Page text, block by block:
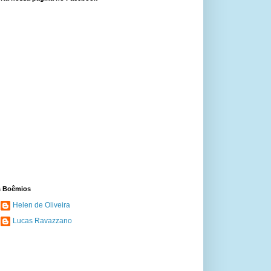
Boêmios
Helen de Oliveira
Lucas Ravazzano